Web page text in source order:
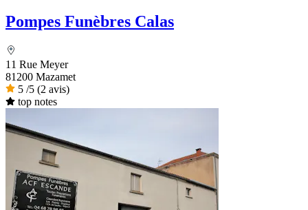
Pompes Funèbres Calas
11 Rue Meyer
81200 Mazamet
5 /5 (2 avis)
top notes